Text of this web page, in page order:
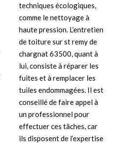
techniques écologiques,
comme le nettoyage à
haute pression. L’entretien
de toiture sur st remy de
chargnat 63500, quant à
lui, consiste à réparer les
fuites et à remplacer les
tuiles endommagées. Il est
conseillé de faire appel à
un professionnel pour
effectuer ces tâches, car
ils disposent de l’expertise